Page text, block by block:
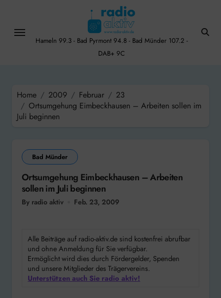
content
Hameln 99.3 - Bad Pyrmont 94.8 - Bad Münder 107.2 -
DAB+ 9C
Home 2009 Februar
23
Ortsumgehung Eimbeckhausen – Arbeiten sollen im
Juli beginnen
Bad Münder
Ortsumgehung Eimbeckhausen – Arbeiten
sollen im Juli beginnen
By radio aktiv Feb. 23, 2009
Alle Beiträge auf radio-aktiv.de sind kostenfrei abrufbar
und ohne Anmeldung für Sie verfügbar.
Ermöglicht wird dies durch Fördergelder, Spenden
und unsere Mitglieder des Trägervereins.
Unterstützen auch Sie radio aktiv!